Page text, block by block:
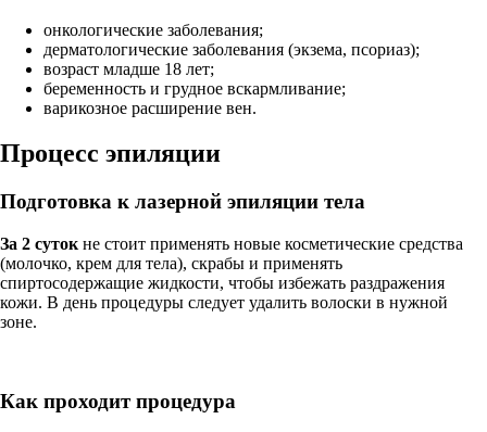
онкологические заболевания;
дерматологические заболевания (экзема, псориаз);
возраст младше 18 лет;
беременность и грудное вскармливание;
варикозное расширение вен.
Процесс эпиляции
Подготовка к лазерной эпиляции тела
За 2 суток не стоит применять новые косметические средства
(молочко, крем для тела), скрабы и применять
спиртосодержащие жидкости, чтобы избежать раздражения
кожи. В день процедуры следует удалить волоски в нужной
зоне.
Как проходит процедура